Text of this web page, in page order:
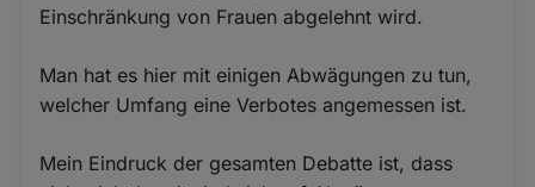
Einschränkung von Frauen abgelehnt wird.
Man hat es hier mit einigen Abwägungen zu tun,
welcher Umfang eine Verbotes angemessen ist.
Mein Eindruck der gesamten Debatte ist, dass